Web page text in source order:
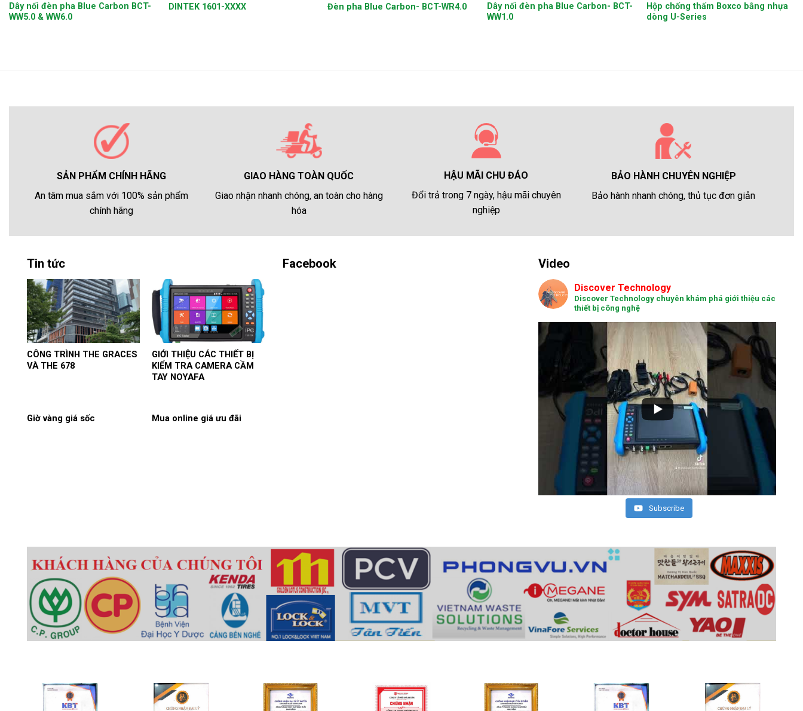
Dây nối đèn pha Blue Carbon BCT-
WW5.0 & WW6.0
DINTEK 1601-XXXX Đèn pha Blue Carbon- BCT-WR4.0
Dây nối đèn pha Blue Carbon- BCT-
WW1.0
Hộp chống thấm Boxco bằng nhựa
dòng U-Series
SẢN PHẨM CHÍNH HÃNG
An tâm mua sắm với 100% sản phẩm
chính hãng
GIAO HÀNG TOÀN QUỐC
Giao nhận nhanh chóng, an toàn cho hàng
hóa
HẬU MÃI CHU ĐÁO
Đổi trả trong 7 ngày, hậu mãi chuyên
nghiệp
BẢO HÀNH CHUYÊN NGHIỆP
Bảo hành nhanh chóng, thủ tục đơn giản
Tin tức
CÔNG TRÌNH THE GRACES
VÀ THE 678
GIỚI THIỆU CÁC THIẾT BỊ
KIỂM TRA CAMERA CẦM
TAY NOYAFA
Giờ vàng giá sốc Mua online giá ưu đãi
Facebook Video
Discover Technology
Discover Technology chuyên khám phá giới thiệu các
thiết bị công nghệ
Subscribe